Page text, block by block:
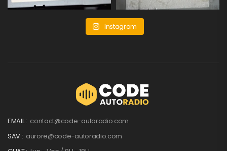
Instagram
EMAIL : contact@code-autoradio.com
SAV : aurore@code-autoradio.com